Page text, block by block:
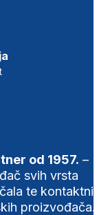
od 1957. –
svih vrsta
te
proizvođača.